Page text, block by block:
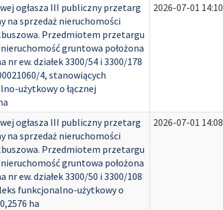
ogłasza III publiczny przetarg
na sprzedaż nieruchomości
Przedmiotem przetargu
gruntowa położona
nr ew. działek 3300/54 i 3300/178
4, stanowiących
użytkowy o łącznej
2026-07-01 14:10
ogłasza III publiczny przetarg
na sprzedaż nieruchomości
Przedmiotem przetargu
gruntowa położona
nr ew. działek 3300/50 i 3300/108
funkcjonalno-użytkowy o
ha
2026-07-01 14:08